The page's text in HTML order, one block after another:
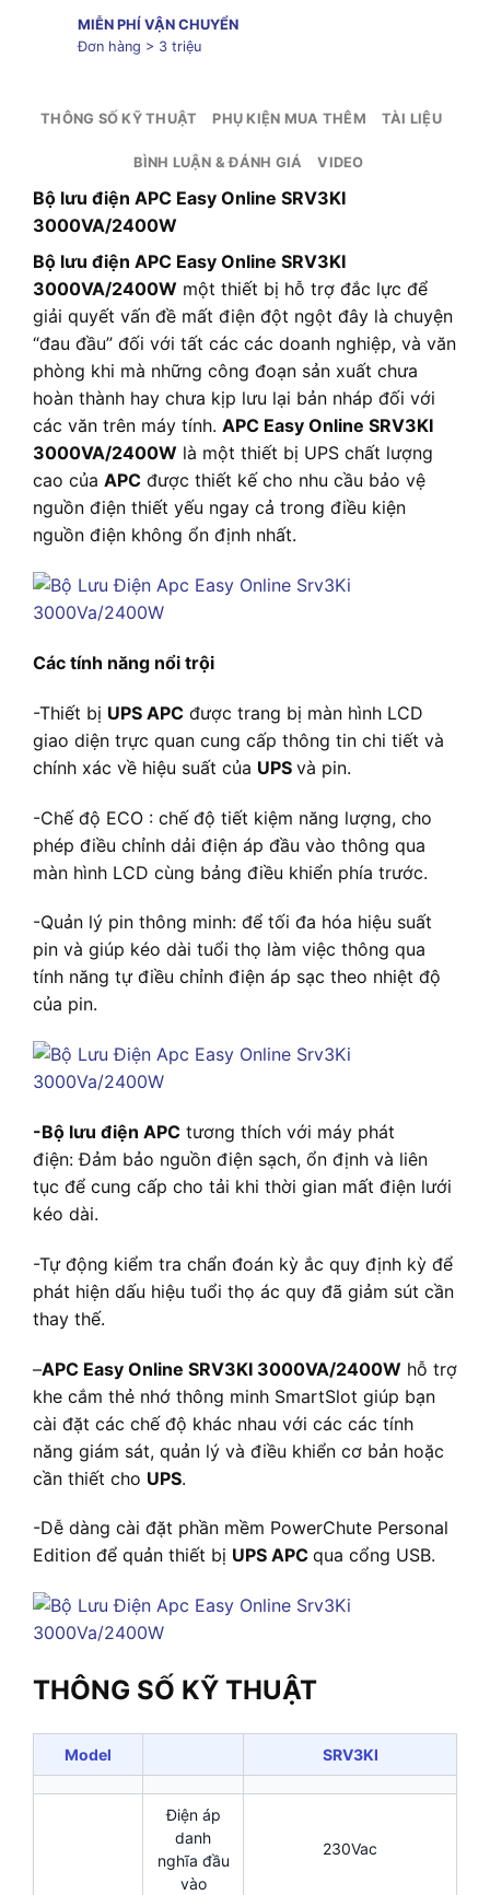
MIỄN PHÍ VẬN CHUYỂN
Đơn hàng > 3 triệu
THÔNG SỐ KỸ THUẬT PHỤ KIỆN MUA THÊM TÀI LIỆU
BÌNH LUẬN & ĐÁNH GIÁ VIDEO
Bộ lưu điện APC Easy Online SRV3KI
3000VA/2400W
Bộ lưu điện APC Easy Online SRV3KI
3000VA/2400W một thiết bị hỗ trợ đắc lực để
giải quyết vấn đề mất điện đột ngột đây là chuyện
“đau đầu” đối với tất các các doanh nghiệp, và văn
phòng khi mà những công đoạn sản xuất chưa
hoàn thành hay chưa kịp lưu lại bản nháp đối với
các văn trên máy tính. APC Easy Online SRV3KI
3000VA/2400W là một thiết bị UPS chất lượng
cao của APC được thiết kế cho nhu cầu bảo vệ
nguồn điện thiết yếu ngay cả trong điều kiện
nguồn điện không ổn định nhất.
Các tính năng nổi trội
-Thiết bị UPS APC được trang bị màn hình LCD
giao diện trực quan cung cấp thông tin chi tiết và
chính xác về hiệu suất của UPS và pin.
-Chế độ ECO : chế độ tiết kiệm năng lượng, cho
phép điều chỉnh dải điện áp đầu vào thông qua
màn hình LCD cùng bảng điều khiển phía trước.
-Quản lý pin thông minh: để tối đa hóa hiệu suất
pin và giúp kéo dài tuổi thọ làm việc thông qua
tính năng tự điều chỉnh điện áp sạc theo nhiệt độ
của pin.
-Bộ lưu điện APC tương thích với máy phát
điện: Đảm bảo nguồn điện sạch, ổn định và liên
tục để cung cấp cho tải khi thời gian mất điện lưới
kéo dài.
-Tự động kiểm tra chẩn đoán kỳ ắc quy định kỳ để
phát hiện dấu hiệu tuổi thọ ác quy đã giảm sút cần
thay thế.
–APC Easy Online SRV3KI 3000VA/2400W hỗ trợ
khe cắm thẻ nhớ thông minh SmartSlot giúp bạn
cài đặt các chế độ khác nhau với các các tính
năng giám sát, quản lý và điều khiển cơ bản hoặc
cần thiết cho UPS.
-Dễ dàng cài đặt phần mềm PowerChute Personal
Edition để quản thiết bị UPS APC qua cổng USB.
THÔNG SỐ KỸ THUẬT
Model SRV3KI
Điện áp
danh
nghĩa đầu
vào
230Vac